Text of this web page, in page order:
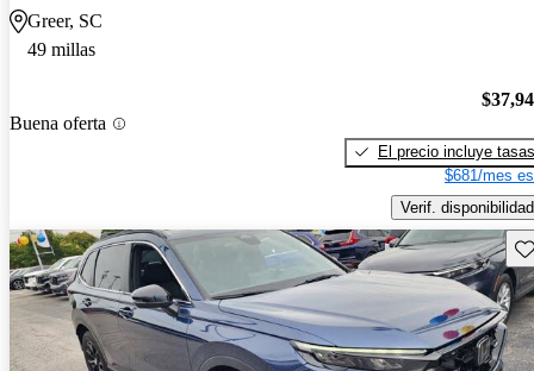
Greer, SC
49 millas
Buena oferta
El precio incluye tasas
$681/mes
Verif. disponibilidad